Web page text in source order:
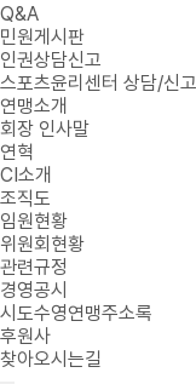
Q&A
민원게시판
인권상담신고
스포츠윤리센터 상담/신고
연맹소개
회장 인사말
연혁
CI소개
조직도
임원현황
위원회현황
관련규정
경영공시
시도수영연맹주소록
후원사
찾아오시는길